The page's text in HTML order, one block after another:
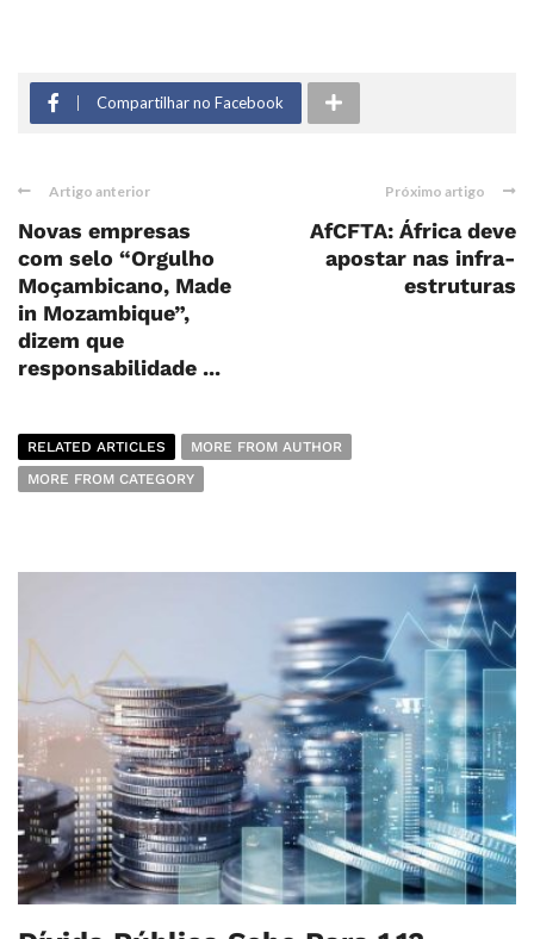
Compartilhar no Facebook
Artigo anterior
Novas empresas
com selo “Orgulho
Moçambicano, Made
in Mozambique”,
dizem que
responsabilidade ...
Próximo artigo
AfCFTA: África deve
apostar nas infra-
estruturas
RELATED ARTICLES
MORE FROM AUTHOR
MORE FROM CATEGORY